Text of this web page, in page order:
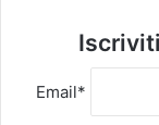
Email*